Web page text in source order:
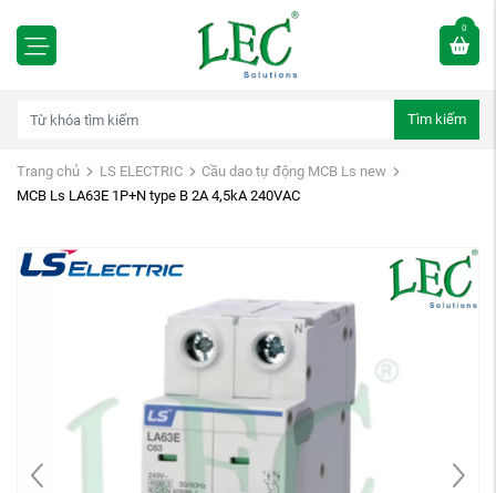
0
Tìm kiếm
Trang chủ LS ELECTRIC
Cầu dao tự động MCB Ls new
MCB Ls LA63E 1P+N type B 2A 4,5kA 240VAC